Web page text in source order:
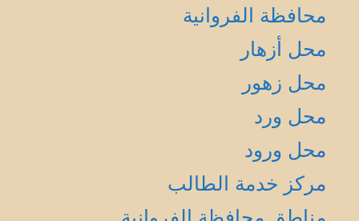
محافظة الفروانية
محل أزهار
محل زهور
محل ورد
محل ورود
مركز خدمة الطالب